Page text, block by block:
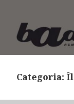
Categoria: